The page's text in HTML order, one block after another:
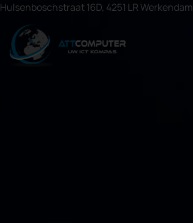
Hulsenboschstraat 16D, 4251 LR Werkendam